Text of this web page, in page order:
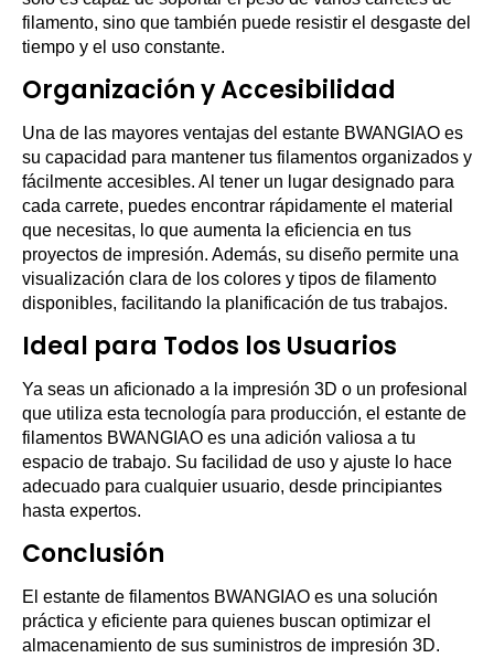
filamento, sino que también puede resistir el desgaste del
tiempo y el uso constante.
Organización y Accesibilidad
Una de las mayores ventajas del estante BWANGIAO es
su capacidad para mantener tus filamentos organizados y
fácilmente accesibles. Al tener un lugar designado para
cada carrete, puedes encontrar rápidamente el material
que necesitas, lo que aumenta la eficiencia en tus
proyectos de impresión. Además, su diseño permite una
visualización clara de los colores y tipos de filamento
disponibles, facilitando la planificación de tus trabajos.
Ideal para Todos los Usuarios
Ya seas un aficionado a la impresión 3D o un profesional
que utiliza esta tecnología para producción, el estante de
filamentos BWANGIAO es una adición valiosa a tu
espacio de trabajo. Su facilidad de uso y ajuste lo hace
adecuado para cualquier usuario, desde principiantes
hasta expertos.
Conclusión
El estante de filamentos BWANGIAO es una solución
práctica y eficiente para quienes buscan optimizar el
almacenamiento de sus suministros de impresión 3D.